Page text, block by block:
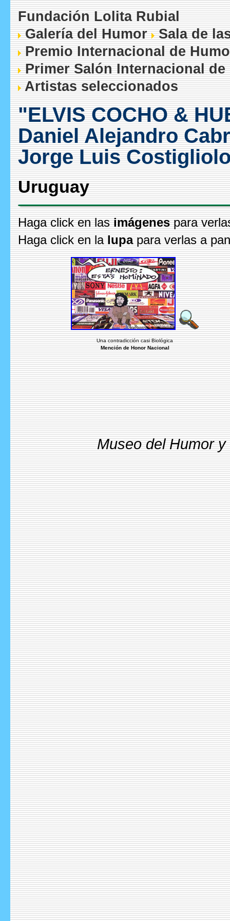
Fundación Lolita Rubial
Galería del Humor
Sala de
Premio Internacional de
Primer Salón Internacional
Artistas seleccionados
"ELVIS COCHO &
Daniel Alejandro
Jorge Luis
Uruguay
Haga click en las imágenes para
Haga click en la lupapara verlas a
Una contradicción casi Biológica
Mención de Honor Nacional
Museo del Humor